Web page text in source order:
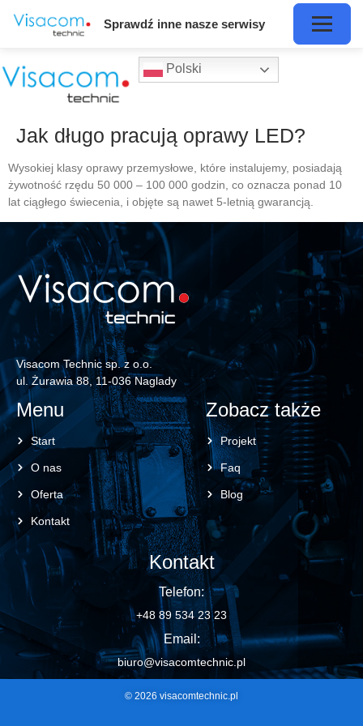
Polski
Jak długo pracują oprawy LED?
Wysokiej klasy oprawy przemysłowe, które instalujemy, posiadają
żywotność rzędu 50 000 – 100 000 godzin, co oznacza ponad 10
lat ciągłego świecenia, i objęte są nawet 5-letnią gwarancją.
Visacom Technic sp. z o.o.
ul. Żurawia 88, 11-036 Naglady
Menu
Start
O nas
Oferta
Kontakt
Zobacz także
Projekt
Faq
Blog
Kontakt
Telefon:
+48 89 534 23 23
Email:
biuro@visacomtechnic.pl
© 2026 visacomtechnic.pl
Sprawdź inne nasze serwisy